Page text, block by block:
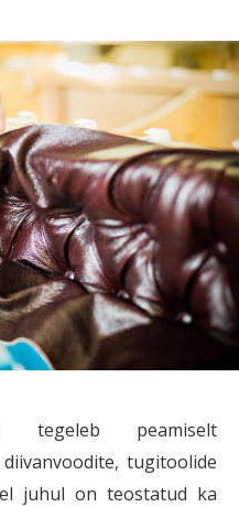
tegeleb peamiselt
tugitoolide
juhul on teostatud ka